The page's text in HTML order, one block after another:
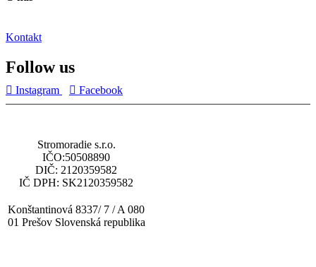
Kontakt
Follow us
Instagram Facebook
Stromoradie s.r.o.
IČO:50508890
DIČ: 2120359582
IČ DPH: SK2120359582
Konštantinová 8337/ 7 / A 080
01 Prešov Slovenská republika